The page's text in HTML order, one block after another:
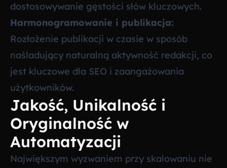
dostosowywanie gęstości słów kluczowych.
Harmonogramowanie i publikacja:
Rozłożenie publikacji w czasie w sposób
naśladujący naturalną aktywność redakcji, co
jest kluczowe dla SEO i zaangażowania
użytkowników.
Jakość, Unikalność i
Oryginalność w
Automatyzacji
Największym wyzwaniem przy skalowaniu nie